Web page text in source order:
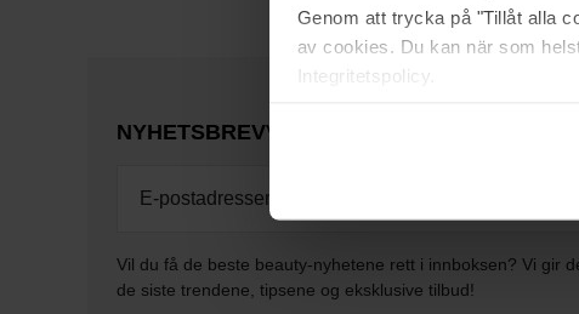
Genom att trycka på "Tillåt alla
av cookies. Du kan när som
Integritetspolicy.
NYHETSBREVVÆR FØRST UTE
Vil du få de beste beauty-nyhetene rett i innboksen? Vi gir
de siste trendene, tipsene og eksklusive tilbud!